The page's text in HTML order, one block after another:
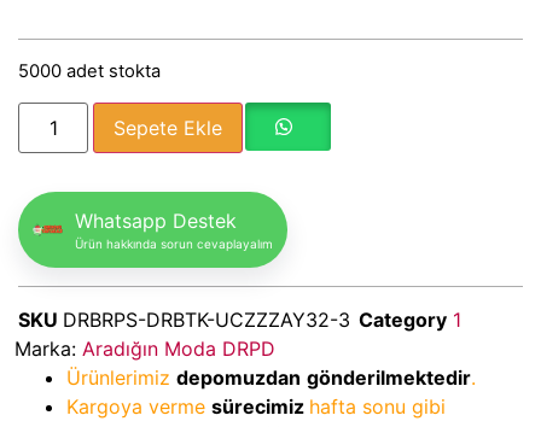
5000 adet stokta
Sepete Ekle
Whatsapp Destek
Ürün hakkında sorun cevaplayalım
SKU DRBRPS-DRBTK-UCZZZAY32-3 Category 1
Marka: Aradığın Moda DRPD
Ürünlerimiz depomuzdan gönderilmektedir.
Kargoya verme sürecimiz hafta sonu gibi